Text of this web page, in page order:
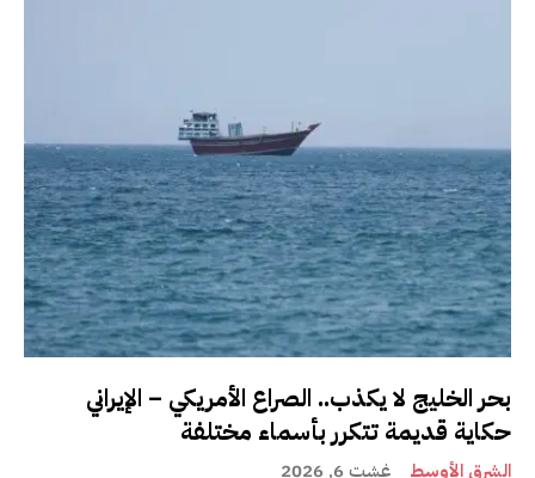
بحر الخليج لا يكذب.. الصراع الأمريكي – الإيراني
حكاية قديمة تتكرر بأسماء مختلفة
الشرق الأوسط غشت 6, 2026